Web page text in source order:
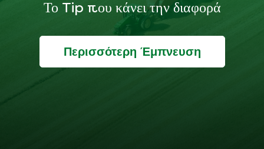
Το Tip που κάνει την διαφορά
Περισσότερη Έμπνευση